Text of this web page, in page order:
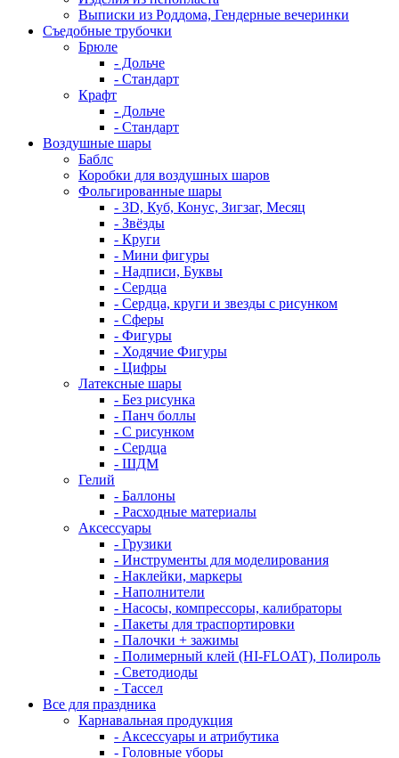
Выписки из Роддома, Гендерные вечеринки
Съедобные трубочки
Брюле
- Дольче
- Стандарт
Крафт
- Дольче
- Стандарт
Воздушные шары
Баблс
Коробки для воздушных шаров
Фольгированные шары
- 3D, Куб, Конус, Зигзаг, Месяц
- Звёзды
- Круги
- Мини фигуры
- Надписи, Буквы
- Сердца
- Сердца, круги и звезды с рисунком
- Сферы
- Фигуры
- Ходячие Фигуры
- Цифры
Латексные шары
- Без рисунка
- Панч боллы
- С рисунком
- Сердца
- ШДМ
Гелий
- Баллоны
- Расходные материалы
Аксессуары
- Грузики
- Инструменты для моделирования
- Наклейки, маркеры
- Наполнители
- Насосы, компрессоры, калибраторы
- Пакеты для траспортировки
- Палочки + зажимы
- Полимерный клей (HI-FLOAT), Полироль
- Светодиоды
- Тассел
Все для праздника
Карнавальная продукция
- Аксессуары и атрибутика
- Головные уборы